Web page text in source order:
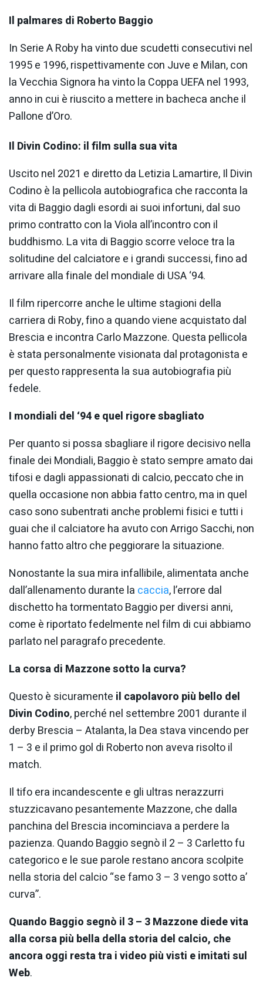
Il palmares di Roberto Baggio
In Serie A Roby ha vinto due scudetti consecutivi nel
1995 e 1996, rispettivamente con Juve e Milan, con
la Vecchia Signora ha vinto la Coppa UEFA nel 1993,
anno in cui è riuscito a mettere in bacheca anche il
Pallone d’Oro.
Il Divin Codino: il film sulla sua vita
Uscito nel 2021 e diretto da Letizia Lamartire, Il Divin
Codino è la pellicola autobiografica che racconta la
vita di Baggio dagli esordi ai suoi infortuni, dal suo
primo contratto con la Viola all’incontro con il
buddhismo. La vita di Baggio scorre veloce tra la
solitudine del calciatore e i grandi successi, fino ad
arrivare alla finale del mondiale di USA ‘94.
Il film ripercorre anche le ultime stagioni della
carriera di Roby, fino a quando viene acquistato dal
Brescia e incontra Carlo Mazzone. Questa pellicola
è stata personalmente visionata dal protagonista e
per questo rappresenta la sua autobiografia più
fedele.
I mondiali del ‘94 e quel rigore sbagliato
Per quanto si possa sbagliare il rigore decisivo nella
finale dei Mondiali, Baggio è stato sempre amato dai
tifosi e dagli appassionati di calcio, peccato che in
quella occasione non abbia fatto centro, ma in quel
caso sono subentrati anche problemi fisici e tutti i
guai che il calciatore ha avuto con Arrigo Sacchi, non
hanno fatto altro che peggiorare la situazione.
Nonostante la sua mira infallibile, alimentata anche
dall’allenamento durante la caccia, l’errore dal
dischetto ha tormentato Baggio per diversi anni,
come è riportato fedelmente nel film di cui abbiamo
parlato nel paragrafo precedente.
La corsa di Mazzone sotto la curva?
Questo è sicuramente il capolavoro più bello del
Divin Codino, perché nel settembre 2001 durante il
derby Brescia – Atalanta, la Dea stava vincendo per
1 – 3 e il primo gol di Roberto non aveva risolto il
match.
Il tifo era incandescente e gli ultras nerazzurri
stuzzicavano pesantemente Mazzone, che dalla
panchina del Brescia incominciava a perdere la
pazienza. Quando Baggio segnò il 2 – 3 Carletto fu
categorico e le sue parole restano ancora scolpite
nella storia del calcio “se famo 3 – 3 vengo sotto a’
curva”.
Quando Baggio segnò il 3 – 3 Mazzone diede vita
alla corsa più bella della storia del calcio, che
ancora oggi resta tra i video più visti e imitati sul
Web.